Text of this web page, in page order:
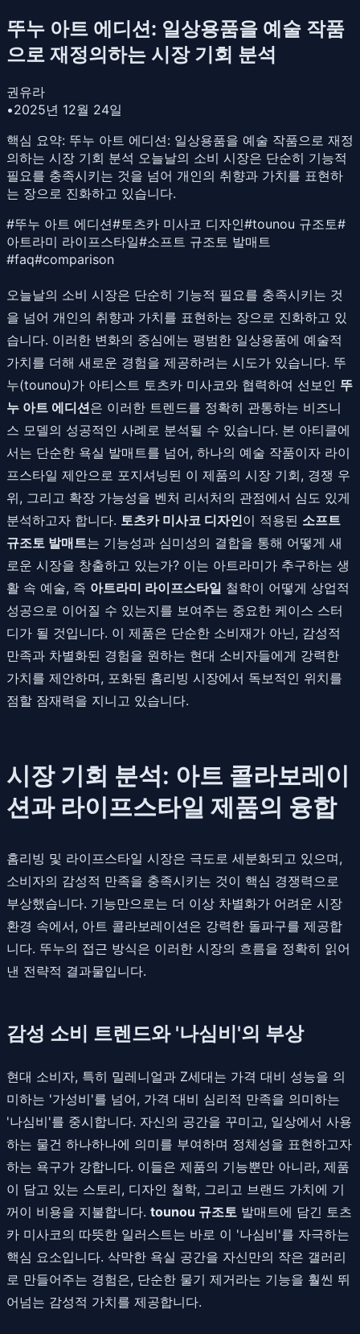
뚜누 아트 에디션: 일상용품을 예술 작품
으로 재정의하는 시장 기회 분석
권유라
•2025년 12월 24일
핵심 요약: 뚜누 아트 에디션: 일상용품을 예술 작품으로 재정
의하는 시장 기회 분석 오늘날의 소비 시장은 단순히 기능적
필요를 충족시키는 것을 넘어 개인의 취향과 가치를 표현하
는 장으로 진화하고 있습니다.
#뚜누 아트 에디션#토츠카 미사코 디자인#tounou 규조토#
아트라미 라이프스타일#소프트 규조토 발매트
#faq#comparison
오늘날의 소비 시장은 단순히 기능적 필요를 충족시키는 것
을 넘어 개인의 취향과 가치를 표현하는 장으로 진화하고 있
습니다. 이러한 변화의 중심에는 평범한 일상용품에 예술적
가치를 더해 새로운 경험을 제공하려는 시도가 있습니다. 뚜
누(tounou)가 아티스트 토츠카 미사코와 협력하여 선보인 뚜
누 아트 에디션은 이러한 트렌드를 정확히 관통하는 비즈니
스 모델의 성공적인 사례로 분석될 수 있습니다. 본 아티클에
서는 단순한 욕실 발매트를 넘어, 하나의 예술 작품이자 라이
프스타일 제안으로 포지셔닝된 이 제품의 시장 기회, 경쟁 우
위, 그리고 확장 가능성을 벤처 리서처의 관점에서 심도 있게
분석하고자 합니다. 토츠카 미사코 디자인이 적용된 소프트
규조토 발매트는 기능성과 심미성의 결합을 통해 어떻게 새
로운 시장을 창출하고 있는가? 이는 아트라미가 추구하는 생
활 속 예술, 즉 아트라미 라이프스타일 철학이 어떻게 상업적
성공으로 이어질 수 있는지를 보여주는 중요한 케이스 스터
디가 될 것입니다. 이 제품은 단순한 소비재가 아닌, 감성적
만족과 차별화된 경험을 원하는 현대 소비자들에게 강력한
가치를 제안하며, 포화된 홈리빙 시장에서 독보적인 위치를
점할 잠재력을 지니고 있습니다.
시장 기회 분석: 아트 콜라보레이
션과 라이프스타일 제품의 융합
홈리빙 및 라이프스타일 시장은 극도로 세분화되고 있으며,
소비자의 감성적 만족을 충족시키는 것이 핵심 경쟁력으로
부상했습니다. 기능만으로는 더 이상 차별화가 어려운 시장
환경 속에서, 아트 콜라보레이션은 강력한 돌파구를 제공합
니다. 뚜누의 접근 방식은 이러한 시장의 흐름을 정확히 읽어
낸 전략적 결과물입니다.
감성 소비 트렌드와 '나심비'의 부상
현대 소비자, 특히 밀레니얼과 Z세대는 가격 대비 성능을 의
미하는 '가성비'를 넘어, 가격 대비 심리적 만족을 의미하는
'나심비'를 중시합니다. 자신의 공간을 꾸미고, 일상에서 사용
하는 물건 하나하나에 의미를 부여하며 정체성을 표현하고자
하는 욕구가 강합니다. 이들은 제품의 기능뿐만 아니라, 제품
이 담고 있는 스토리, 디자인 철학, 그리고 브랜드 가치에 기
꺼이 비용을 지불합니다. tounou 규조토 발매트에 담긴 토츠
카 미사코의 따뜻한 일러스트는 바로 이 '나심비'를 자극하는
핵심 요소입니다. 삭막한 욕실 공간을 자신만의 작은 갤러리
로 만들어주는 경험은, 단순한 물기 제거라는 기능을 훨씬 뛰
어넘는 감성적 가치를 제공합니다.